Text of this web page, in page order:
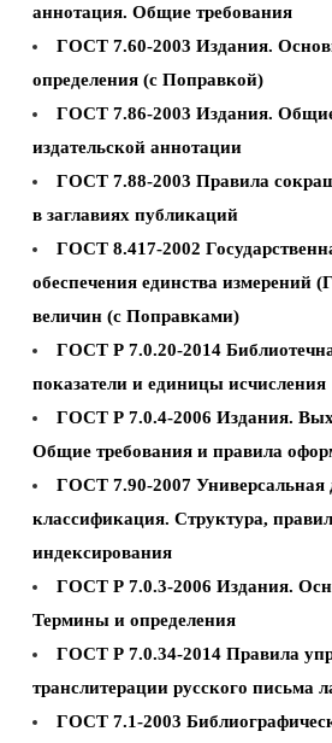
аннотация. Общие требования
ГОСТ 7.60-2003 Издания.
определения (с Поправкой)
ГОСТ 7.86-2003 Издания.
издательской аннотации
ГОСТ 7.88-2003 Правила
в заглавиях публикаций
ГОСТ 8.417-2002
обеспечения единства
величин (с Поправками)
ГОСТ Р 7.0.20-2014
показатели и единицы исчисления
ГОСТ Р 7.0.4-2006 Издания.
Общие требования и правила
ГОСТ 7.90-2007 Универсальная
классификация. Структура,
индексирования
ГОСТ Р 7.0.3-2006 Издания.
Термины и определения
ГОСТ Р 7.0.34-2014 Правила
транслитерации русского письма
ГОСТ 7.1-2003